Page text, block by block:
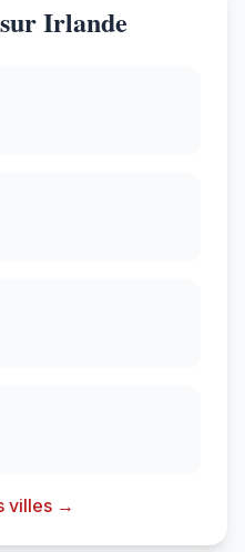
Irlande
villes →